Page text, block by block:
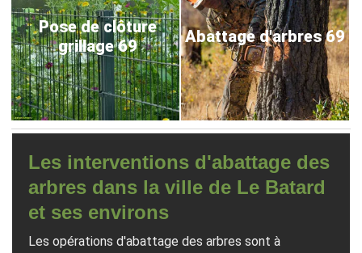
Pose de clôture
grillage 69
Abattage d'arbres 69
Les interventions d'abattage des
arbres dans la ville de Le Batard
et ses environs
Les opérations d'abattage des arbres sont à